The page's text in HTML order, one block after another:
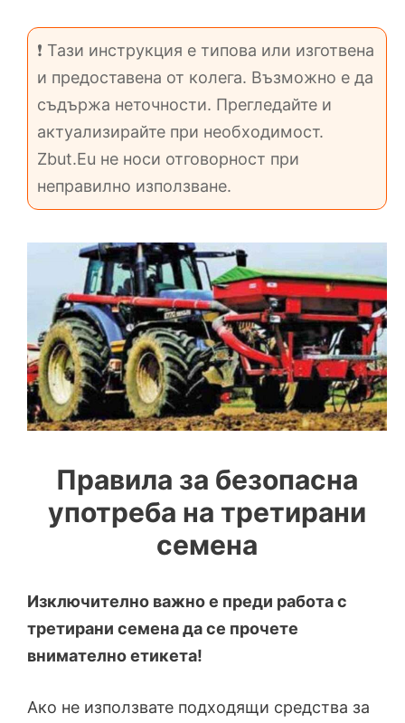
❗ Тази инструкция е типова или изготвена
и предоставена от колега. Възможно е да
съдържа неточности. Прегледайте и
актуализирайте при необходимост.
Zbut.Eu не носи отговорност при
неправилно използване.
Правила за безопасна
употреба на третирани
семена
Изключително важно е преди работа с
третирани семена да се прочете
внимателно етикета!
Ако не използвате подходящи средства за